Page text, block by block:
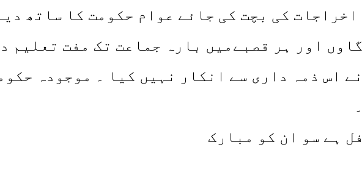
کی بچت کی جائے عوام حکومت کا ساتھ
اور ہر قصبےمیں بارہ جماعت تک مفت تعلیم
اس ذمہ داری سے انکار نہیں کیا ۔ موجودہ
ہے سو ان کو مبارک